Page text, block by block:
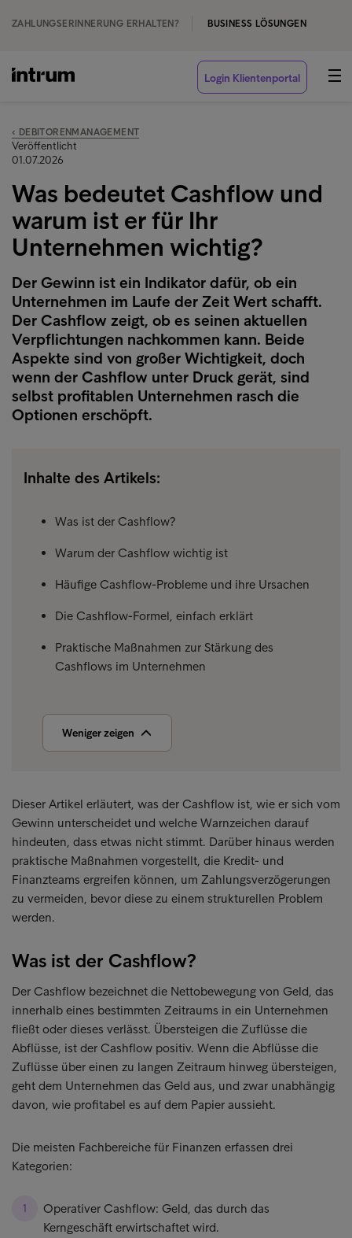
ZAHLUNGSERINNERUNG ERHALTEN? BUSINESS LÖSUNGEN
Login Klientenportal
‹ DEBITORENMANAGEMENT
Veröffentlicht
01.07.2026
Was bedeutet Cashflow und
warum ist er für Ihr
Unternehmen wichtig?
Der Gewinn ist ein Indikator dafür, ob ein
Unternehmen im Laufe der Zeit Wert schafft.
Der Cashflow zeigt, ob es seinen aktuellen
Verpflichtungen nachkommen kann. Beide
Aspekte sind von großer Wichtigkeit, doch
wenn der Cashflow unter Druck gerät, sind
selbst profitablen Unternehmen rasch die
Optionen erschöpft.
Inhalte des Artikels:
Was ist der Cashflow?
Warum der Cashflow wichtig ist
Häufige Cashflow-Probleme und ihre Ursachen
Die Cashflow-Formel, einfach erklärt
Praktische Maßnahmen zur Stärkung des
Cashflows im Unternehmen
Weniger zeigen
Dieser Artikel erläutert, was der Cashflow ist, wie er sich vom
Gewinn unterscheidet und welche Warnzeichen darauf
hindeuten, dass etwas nicht stimmt. Darüber hinaus werden
praktische Maßnahmen vorgestellt, die Kredit- und
Finanzteams ergreifen können, um Zahlungsverzögerungen
zu vermeiden, bevor diese zu einem strukturellen Problem
werden.
Was ist der Cashflow?
Der Cashflow bezeichnet die Nettobewegung von Geld, das
innerhalb eines bestimmten Zeitraums in ein Unternehmen
fließt oder dieses verlässt. Übersteigen die Zuflüsse die
Abflüsse, ist der Cashflow positiv. Wenn die Abflüsse die
Zuflüsse über einen zu langen Zeitraum hinweg übersteigen,
geht dem Unternehmen das Geld aus, und zwar unabhängig
davon, wie profitabel es auf dem Papier aussieht.
Die meisten Fachbereiche für Finanzen erfassen drei
Kategorien:
Operativer Cashflow: Geld, das durch das
Kerngeschäft erwirtschaftet wird.